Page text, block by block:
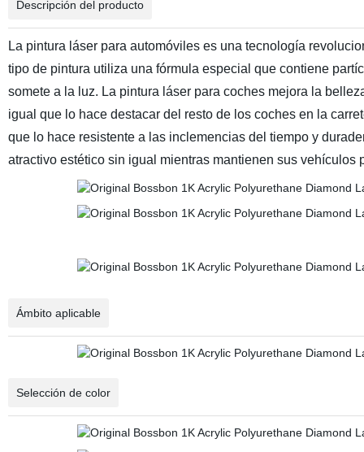
Descripción del producto
La pintura láser para automóviles es una tecnología
tipo de pintura utiliza una fórmula especial que contiene
somete a la luz. La pintura láser para coches mejora la
igual que lo hace destacar del resto de los coches en la
que lo hace resistente a las inclemencias del tiempo y
atractivo estético sin igual mientras mantienen sus vehículos
Ámbito aplicable
Selección de color